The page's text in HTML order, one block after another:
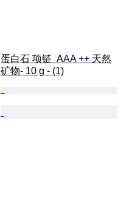
蛋白石 项链  AAA ++ 天然
矿物- 10 g - (1)